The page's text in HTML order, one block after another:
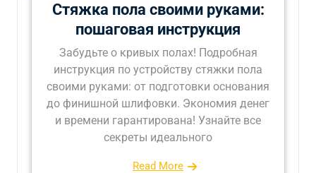
Стяжка пола своими руками:
пошаговая инструкция
Забудьте о кривых полах! Подробная
инструкция по устройству стяжки пола
своими руками: от подготовки основания
до финишной шлифовки. Экономия денег
и времени гарантирована! Узнайте все
секреты идеального
Read More